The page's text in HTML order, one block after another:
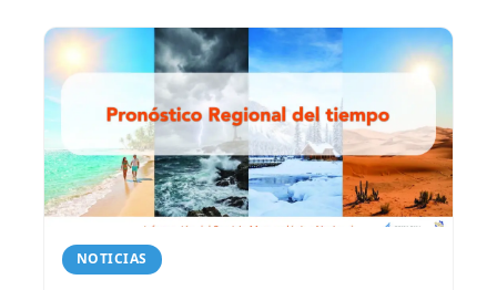
NOTICIAS